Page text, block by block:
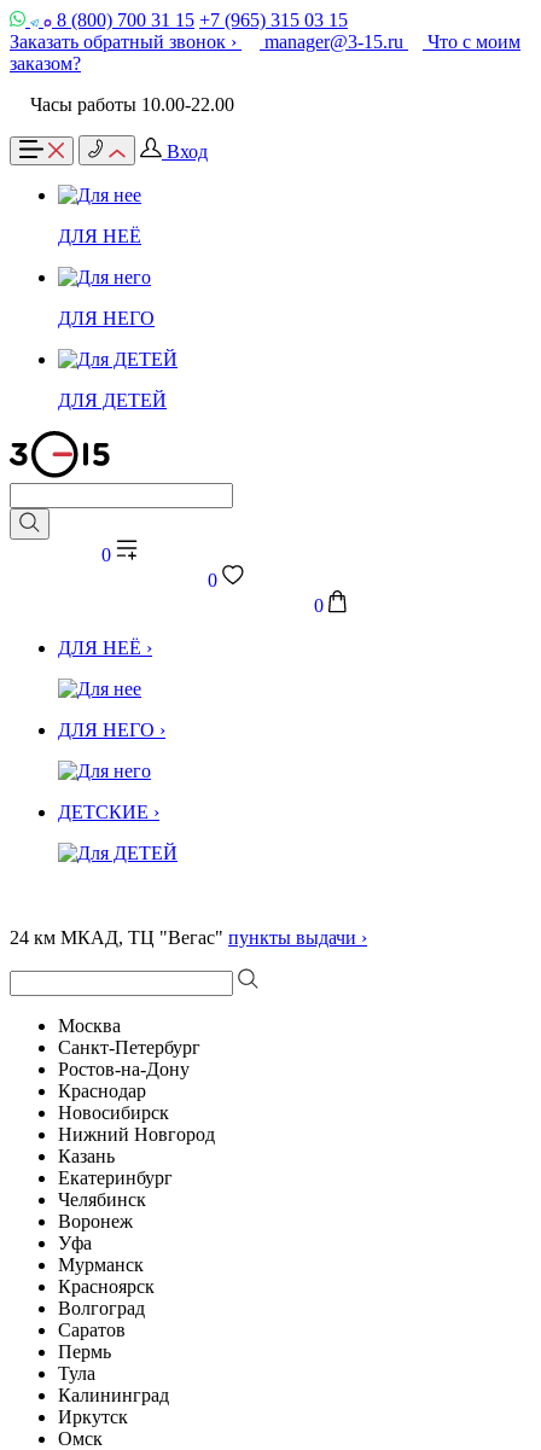
8 (800) 700 31 15 +7 (965) 315 03 15
Заказать обратный звонок ›
manager@3-15.ru
Что с моим
заказом?
Часы работы 10.00-22.00
Вход
ДЛЯ НЕЁ
ДЛЯ НЕГО
ДЛЯ ДЕТЕЙ
0
0
0
ДЛЯ НЕЁ ›
ДЛЯ НЕГО ›
ДЕТСКИЕ ›
24 км МКАД, ТЦ "Вегас" пункты выдачи ›
Москва
Санкт-Петербург
Ростов-на-Дону
Краснодар
Новосибирск
Нижний Новгород
Казань
Екатеринбург
Челябинск
Воронеж
Уфа
Мурманск
Красноярск
Волгоград
Саратов
Пермь
Тула
Калининград
Иркутск
Омск